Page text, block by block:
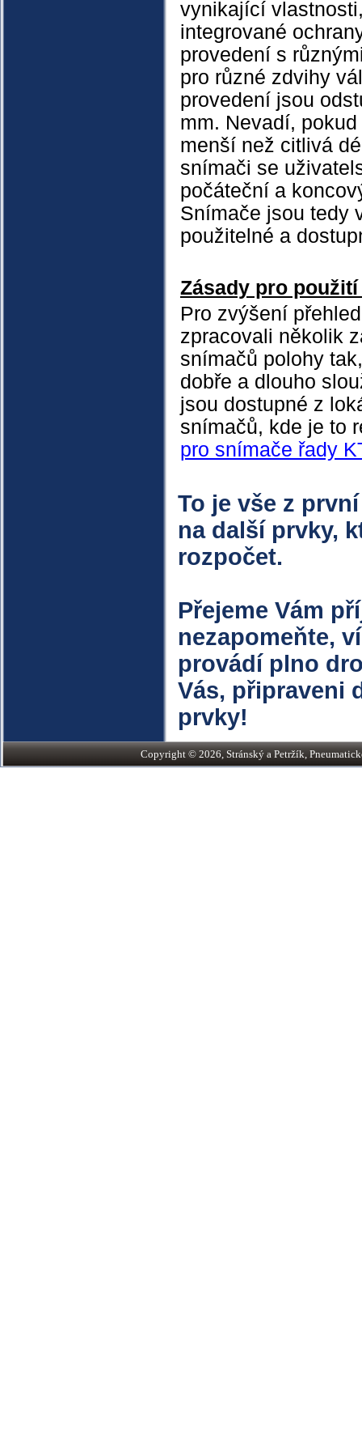
vynikající
integrované
provedení s
pro různé zdvihy
provedení jsou
mm. Nevadí,
menší než citlivá
snímači se
počáteční a
Snímače jsou tedy
použitelné a
Zásady pro
Pro zvýšení
zpracovali několik
snímačů polohy
dobře a dlouho
jsou dostupné z
snímačů, kde je to
pro snímače řady
To je vše z
na další prvky,
rozpočet.
Přejeme Vám
nezapomeňte,
provádí plno
Vás, připraveni
prvky!
Copyright © 2026, Stránský a Petržík,